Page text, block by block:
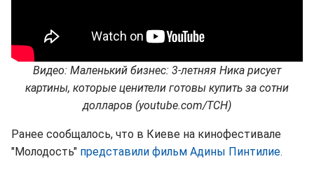
Видео: Маленький бизнес: 3-летняя Ника рисует
картины, которые ценители готовы купить за сотни
долларов (youtube.com/ТСН)
Ранее сообщалось, что в Киеве на кинофестивале
"Молодость" представили фильм Адины Пинтилие.